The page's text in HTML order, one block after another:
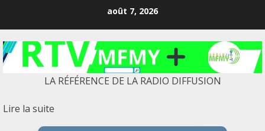
content
août 7, 2026
LA RÉFÉRENCE DE LA RADIO DIFFUSION
Lire la suite
publication